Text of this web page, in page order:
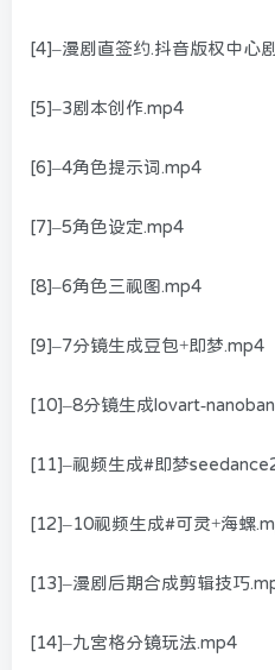
[4]–漫剧直签约.抖音版权中心
[5]–3剧本创作.mp4
[6]–4角色提示词.mp4
[7]–5角色设定.mp4
[8]–6角色三视图.mp4
[9]–7分镜生成豆包+即梦.mp4
[10]–8分镜生成lovart-
[11]–视频生成#即梦
[12]–10视频生成#可灵+海螺
[13]–漫剧后期合成剪辑技巧
[14]–九宫格分镜玩法.mp4